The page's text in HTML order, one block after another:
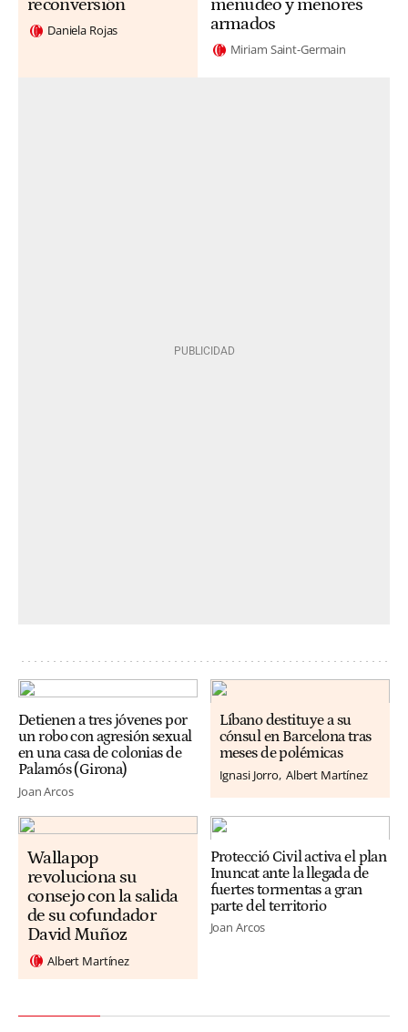
reconversión
Daniela Rojas
menudeo y menores
armados
Miriam Saint-Germain
Detienen a tres jóvenes por
un robo con agresión sexual
en una casa de colonias de
Palamós (Girona)
Joan Arcos
Líbano destituye a su
cónsul en Barcelona tras
meses de polémicas
Ignasi Jorro Albert Martínez
Wallapop
revoluciona su
consejo con la salida
de su cofundador
David Muñoz
Albert Martínez
Protecció Civil activa el plan
Inuncat ante la llegada de
fuertes tormentas a gran
parte del territorio
Joan Arcos